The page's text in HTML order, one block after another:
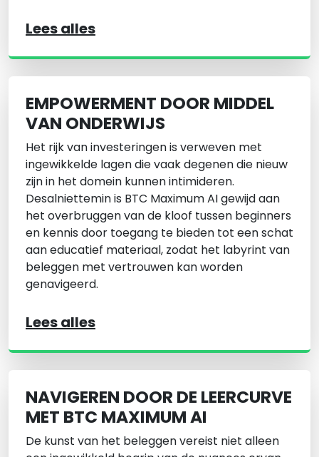
Lees alles
EMPOWERMENT DOOR MIDDEL
VAN ONDERWIJS
Het rijk van investeringen is verweven met
ingewikkelde lagen die vaak degenen die nieuw
zijn in het domein kunnen intimideren.
Desalniettemin is BTC Maximum AI gewijd aan
het overbruggen van de kloof tussen beginners
en kennis door toegang te bieden tot een schat
aan educatief materiaal, zodat het labyrint van
beleggen met vertrouwen kan worden
genavigeerd.
Lees alles
NAVIGEREN DOOR DE LEERCURVE
MET BTC MAXIMUM AI
De kunst van het beleggen vereist niet alleen